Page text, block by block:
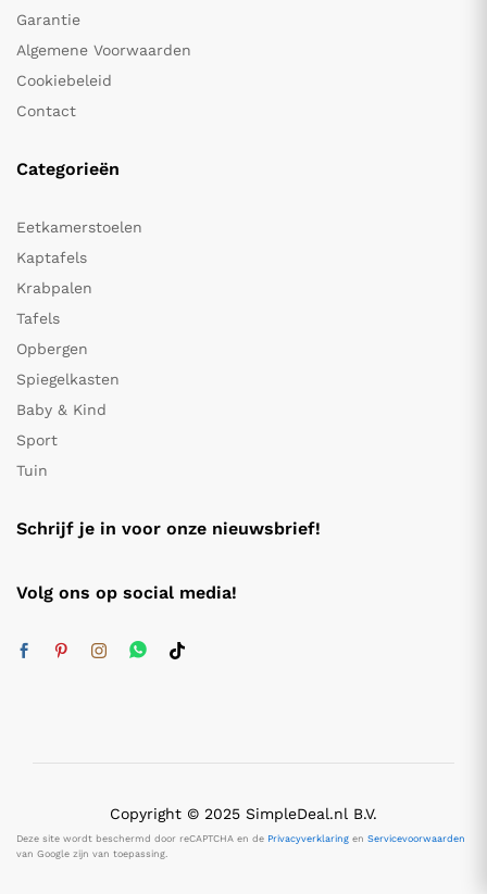
Garantie
Algemene Voorwaarden
Cookiebeleid
Contact
Categorieën
Eetkamerstoelen
Kaptafels
Krabpalen
Tafels
Opbergen
Spiegelkasten
Baby & Kind
Sport
Tuin
Schrijf je in voor onze nieuwsbrief!
Volg ons op social media!
Copyright © 2025 SimpleDeal.nl B.V.
Deze site wordt beschermd door reCAPTCHA en de Privacyverklaring en Servicevoorwaarden
van Google zijn van toepassing.